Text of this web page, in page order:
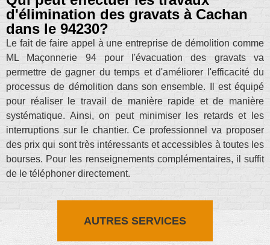
d'élimination des gravats à Cachan
dans le 94230?
Le fait de faire appel à une entreprise de démolition comme
ML Maçonnerie 94 pour l'évacuation des gravats va
permettre de gagner du temps et d'améliorer l'efficacité du
processus de démolition dans son ensemble. Il est équipé
pour réaliser le travail de manière rapide et de manière
systématique. Ainsi, on peut minimiser les retards et les
interruptions sur le chantier. Ce professionnel va proposer
des prix qui sont très intéressants et accessibles à toutes les
bourses. Pour les renseignements complémentaires, il suffit
de le téléphoner directement.
AUTRES SERVICES